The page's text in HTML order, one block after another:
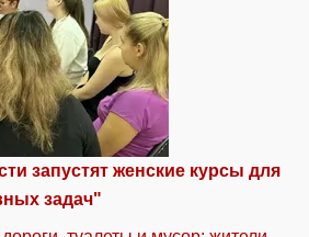
запустят женские курсы для
задач"